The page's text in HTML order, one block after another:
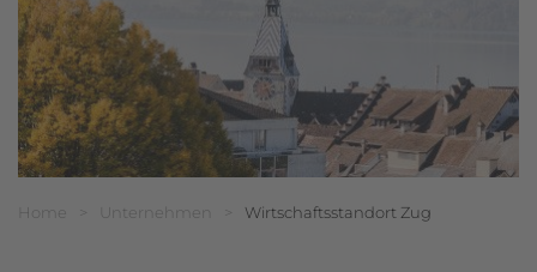
Breadcrumbnavigation
Sie befinden sich hier:
Home Unternehmen Wirtschaftsstandort Zug